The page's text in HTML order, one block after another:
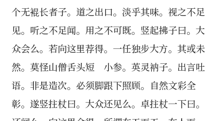
个无裩长者子。道之出口。淡乎其味。视之不足
见。听之不足闻。用之不可既。竖起拂子曰。大
众会么。若向这里荐得。一任独步大方。其或未
然。莫怪山僧舌头短 小参。英灵衲子。出言吐
语。非是造次。必须脚跟下照顾。自然文彩全
彰。遂竖拄杖曰。大众还见么。卓拄杖一下曰。